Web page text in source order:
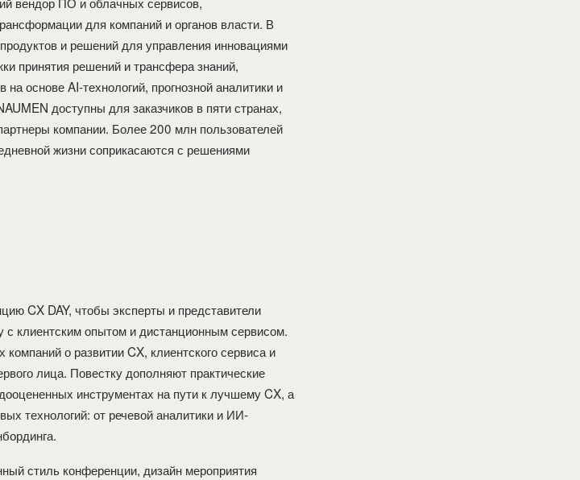
для компаний и органов власти. В
и решений для управления инновациями
принятия решений и трансфера знаний,
основе AI-технологий, прогнозной аналитики и
доступны для заказчиков в пяти странах,
компании. Более 200 млн пользователей
жизни соприкасаются с решениями
CX DAY, чтобы эксперты и представители
с клиентским опытом и дистанционным сервисом.
о развитии CX, клиентского сервиса и
лица. Повестку дополняют практические
инструментах на пути к лучшему CX, а
технологий: от речевой аналитики и ИИ-
стиль конференции, дизайн мероприятия